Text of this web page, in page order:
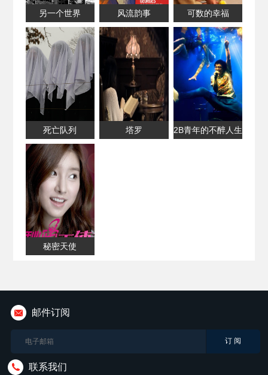
另一个世界 风流韵事 可数的幸福
死亡队列 塔罗 2B青年的不醉人生
秘密天使
邮件订阅
联系我们